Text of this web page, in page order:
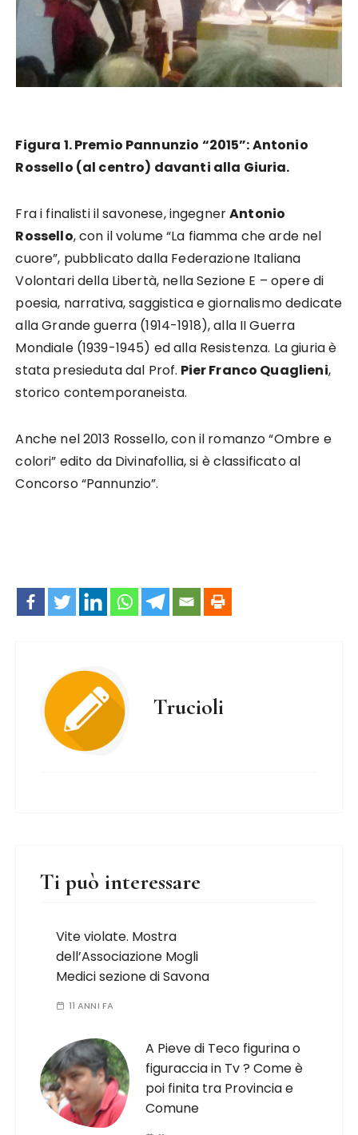
Figura 1. Premio Pannunzio “2015”: Antonio
Rossello (al centro) davanti alla Giuria.
Fra i finalisti il savonese, ingegnerAntonio
Rossello, con il volume “La fiamma che arde nel
cuore”, pubblicato dalla Federazione Italiana
Volontari della Libertà, nella Sezione E – opere di
poesia, narrativa, saggistica e giornalismo dedicate
alla Grande guerra (1914-1918), alla II Guerra
Mondiale (1939-1945) ed alla Resistenza. La giuria è
stata presieduta dal Prof. Pier Franco Quaglieni,
storico contemporaneista.
Anche nel 2013 Rossello, con il romanzo “Ombre e
colori” edito da Divinafollia, si è classificato al
Concorso “Pannunzio”.
Trucioli
Ti può interessare
Vite violate. Mostra
dell’Associazione Mogli
Medici sezione di Savona
11 ANNI FA
A Pieve di Teco figurina o
figuraccia in Tv ? Come è
poi finita tra Provincia e
Comune